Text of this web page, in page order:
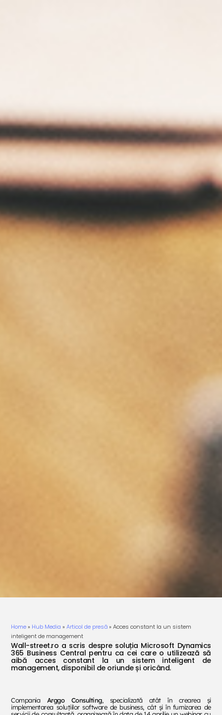
Home» Hub Media »Articol de presă»Acces constant la un sistem
inteligent de management
Wall-street.ro a scris despre soluția Microsoft Dynamics
365 Business Central pentru ca cei care o utilizează să
aibă acces constant la un sistem inteligent de
management, disponibil de oriunde și oricând.
Compania Arggo Consulting, specializată atât în crearea și
implementarea soluțiilor software de business, cât și în furnizarea de